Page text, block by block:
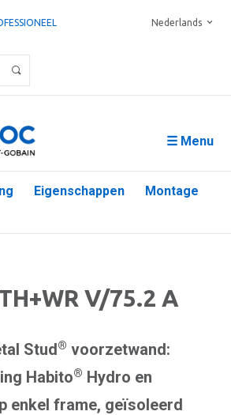
Nederlands
☰ Menu
Eigenschappen
Montage
V/75.2 A
Stud® voorzetwand:
Habito® Hydro en
enkel frame, geïsoleerd